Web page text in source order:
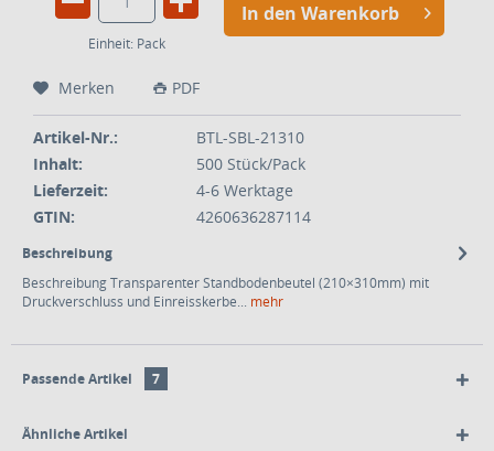
Einheit: Pack
In den Warenkorb
Merken PDF
Artikel-Nr.:
BTL-SBL-21310
Inhalt:
500 Stück/Pack
Lieferzeit:
4-6 Werktage
GTIN:
4260636287114
Beschreibung
Beschreibung Transparenter Standbodenbeutel (210×310mm) mit
Druckverschluss und Einreisskerbe... mehr
Passende Artikel 7
Ähnliche Artikel